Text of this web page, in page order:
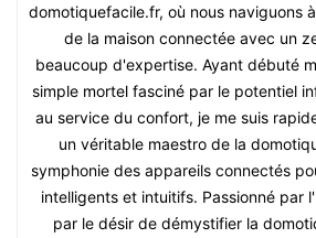
domotiquefacile.fr, où nous naviguons
de la maison connectée avec un
beaucoup d'expertise. Ayant débuté
simple mortel fasciné par le potentiel
au service du confort, je me suis
un véritable maestro de la
symphonie des appareils connectés
intelligents et intuitifs. Passionné par
par le désir de démystifier la